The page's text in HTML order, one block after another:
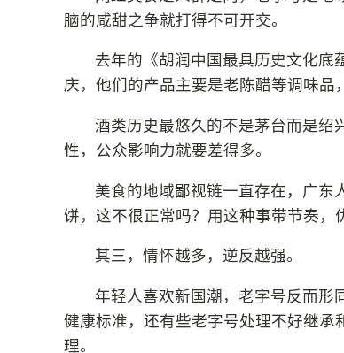
脑的咸甜之争就打得不可开交。
去年的《胡润中国最具历史文化
庆，他们的产品主要是老陈醋等调味品
酒类历史最悠久的不是茅台而是绍
性，公众影响力就要差得多。
美食的地域鄙视链一直存在，广
饼，这不很正常吗？用这种事带节奏，
其三，情怀越多，逆反越强。
年轻人喜欢新国潮，老字号反而形
健康标准，还有些老字号处理不好继
理。